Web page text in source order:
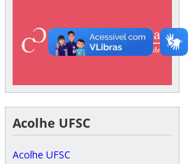
Acolhe UFSC
Acolhe UFSC